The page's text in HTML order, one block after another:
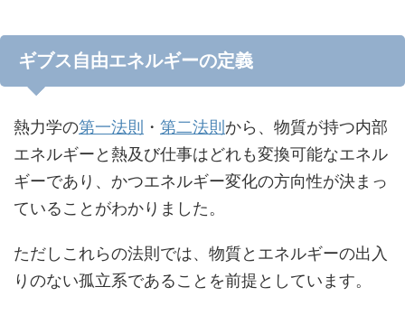
ギブス自由エネルギーの定義
熱力学の第一法則 ・ 第二法則 から、物質が持つ内部
エネルギーと熱及び仕事はどれも変換可能なエネル
ギーであり、かつエネルギー変化の方向性が決まっ
ていることがわかりました。
ただしこれらの法則では、物質とエネルギーの出入
りのない孤立系であることを前提としています。